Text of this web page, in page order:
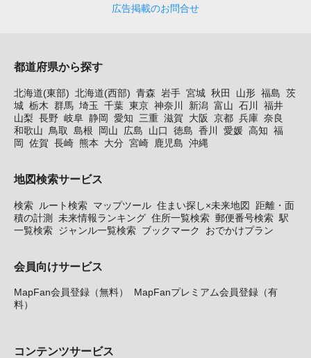
広告掲載のお問合せ
都道府県から探す
北海道(東部) 北海道(西部) 青森 岩手 宮城 秋田 山形 福島 茨
城 栃木 群馬 埼玉 千葉 東京 神奈川 新潟 富山 石川
福井
山梨 長野 岐阜 静岡 愛知 三重 滋賀 大阪 京都 兵庫 奈良
和歌山
鳥取 島根 岡山 広島 山口 徳島 香川 愛媛 高知 福
岡
佐賀 長崎 熊本 大分 宮崎 鹿児島 沖縄
地図検索サービス
検索 ルート検索 マップツール 住まい探し×未来地図
距離・面
積の計測 未来情報ランキング 住所一覧検索 郵便番号検索 駅
一覧検索 ジャンル一覧検索 ブックマーク おでかけプラン
会員向けサービス
MapFan会員登録（無料）
MapFanプレミアム会員登録（有
料）
コンテンツサービス